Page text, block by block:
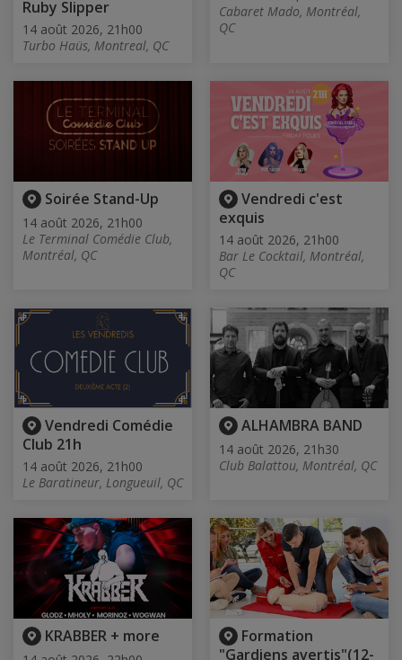
Ruby Slipper
14 août 2026, 21h00
Turbo Haüs, Montreal, QC
Cabaret Mado, Montréal,
QC
Soirée Stand-Up
14 août 2026, 21h00
Le Terminal Comédie Club,
Montréal, QC
Vendredi c'est
exquis
14 août 2026, 21h00
Bar Le Cocktail, Montréal,
QC
Vendredi Comédie
Club 21h
14 août 2026, 21h00
Le Baratineur, Longueuil, QC
ALHAMBRA BAND
14 août 2026, 21h30
Club Balattou, Montréal, QC
KRABBER + more
Formation
"Gardiens avertis"(12-